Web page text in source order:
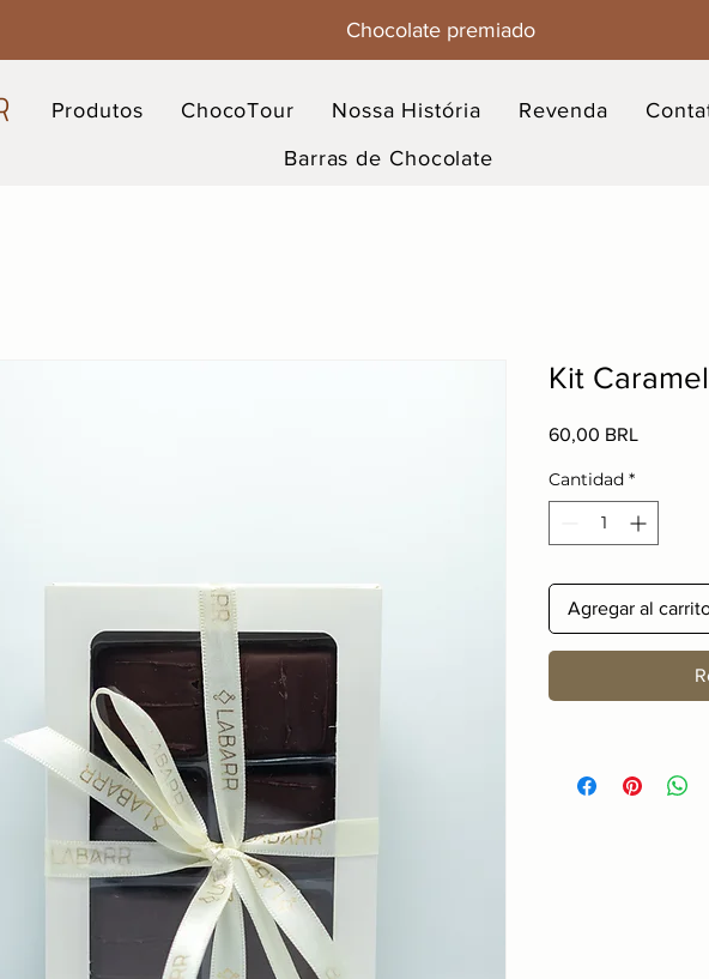
Chocolate premiado
Produtos ChocoTour Nossa História Revenda
Barras de Chocolate
Kit
60,00 BRL
Cantidad *
Agregar al